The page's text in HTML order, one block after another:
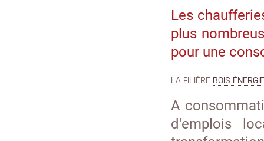
Les
plus
pour une
LA FILIÈRE BOIS ÉNERGIE
A
d'emplois